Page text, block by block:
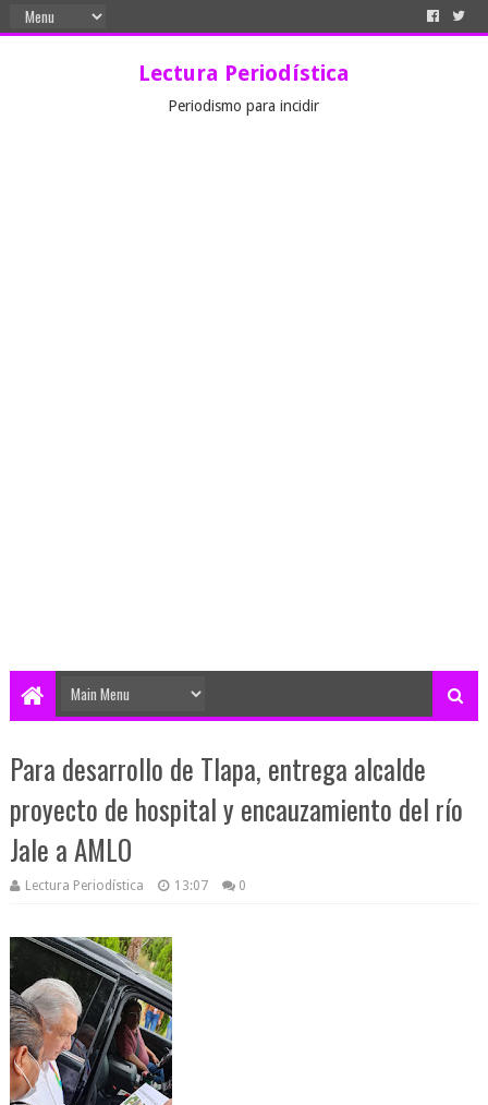
Lectura Periodística
Periodismo para incidir
Para desarrollo de Tlapa, entrega alcalde
proyecto de hospital y encauzamiento del río
Jale a AMLO
Lectura Periodística 13:07 0